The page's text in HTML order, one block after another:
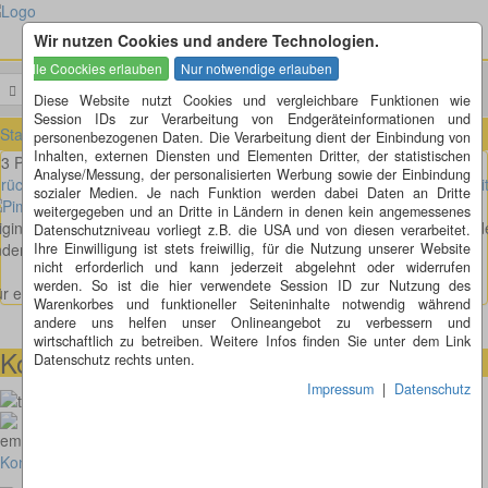
Wir nutzen Cookies und andere Technologien.
Diese Website nutzt Cookies und vergleichbare Funktionen wie
Session IDs zur Verarbeitung von Endgeräteinformationen und
personenbezogenen Daten. Die Verarbeitung dient der Einbindung von
Inhalten, externen Diensten und Elementen Dritter, der statistischen
Analyse/Messung, der personalisierten Werbung sowie der Einbindung
sozialer Medien. Je nach Funktion werden dabei Daten an Dritte
weitergegeben und an Dritte in Ländern in denen kein angemessenes
Datenschutzniveau vorliegt z.B. die USA und von diesen verarbeitet.
Ihre Einwilligung ist stets freiwillig, für die Nutzung unserer Website
nicht erforderlich und kann jederzeit abgelehnt oder widerrufen
werden. So ist die hier verwendete Session ID zur Nutzung des
Warenkorbes und funktioneller Seiteninhalte notwendig während
andere uns helfen unser Onlineangebot zu verbessern und
wirtschaftlich zu betreiben. Weitere Infos finden Sie unter dem Link
Datenschutz rechts unten.
Impressum | Datenschutz
Startseite » Meine Uhren » 3-Pimp-Uhren
3 Pimp Uhren
Bei diesen Uhren wird die Uhrzeit mit LED`s angezeigt. Bei der
Pimp (goldene) sind es bunte LED`s, bei einer sind es rote, bei
blaue.
ein grosses Bild klicken Sie bitte auf das Bild
Kontaktmöglichkeiten
Kontakt